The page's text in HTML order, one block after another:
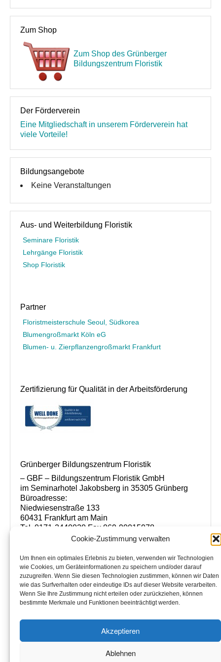
Cookie-Zustimmung verwalten
Um Ihnen ein optimales Erlebnis zu bieten, verwenden wir Technologien
wie Cookies, um Geräteinformationen zu speichern und/oder darauf
zuzugreifen. Wenn Sie diesen Technologien zustimmen, können wir Daten
wie das Surfverhalten oder eindeutige IDs auf dieser Website verarbeiten.
Wenn Sie Ihre Zustimmung nicht erteilen oder zurückziehen, können
bestimmte Merkmale und Funktionen beeinträchtigt werden.
Akzeptieren
Ablehnen
Zum Shop
Zum Shop des Grünberger
Bildungszentrum Floristik
Der Förderverein
Eine Mitgliedschaft in unserem Förderverein hat
viele Vorteile!
Bildungsangebote
Keine Veranstaltungen
Aus- und Weiterbildung Floristik
Seminare Floristik
Lehrgänge Floristik
Shop Floristik
Partner
Floristmeisterschule Seoul, Südkorea
Blumengroßmarkt Köln eG
Blumen- u. Zierpflanzengroßmarkt Frankfurt
Zertifizierung für Qualität in der Arbeitsförderung
Grünberger Bildungszentrum Floristik
– GBF – Bildungszentrum Floristik GmbH
im Seminarhotel Jakobsberg in 35305 Grünberg
Büroadresse:
Niedwiesenstraße 133
60431 Frankfurt am Main
Tel. 0171-2440020 Fax 069-90015978
www.florist-meisterschule.de
info@bildungszentrum-floristik.de
Handelsregister Giessen HRB Nr.6087
Steuer Nr. FA Giessen 02023400220
USt.ID Nr. DE 233715355
Datenschutz Haftungsausschluss
Impressum
Cookie-Richtlinie (EU)